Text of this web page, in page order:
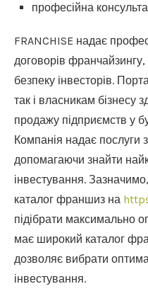
професійна
FRANCHISE надає
договорів
безпеку інвесторів.
так і власникам бізнесу
продажу підприємств у
Компанія надає послуги
допомагаючи знайти
інвестування.
каталог франшиз на
підібрати максимально
має широкий каталог
дозволяє вибрати
інвестування.